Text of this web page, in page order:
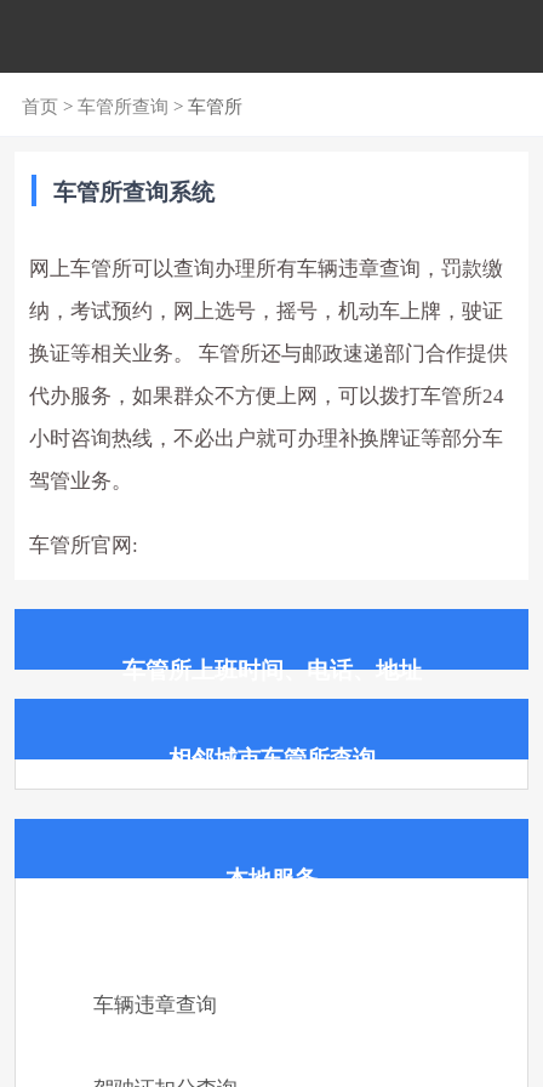
首页 > 车管所查询 > 车管所
车管所查询系统
网上车管所可以查询办理所有车辆违章查询，罚款缴
纳，考试预约，网上选号，摇号，机动车上牌，驶证
换证等相关业务。 车管所还与邮政速递部门合作提供
代办服务，如果群众不方便上网，可以拨打车管所24
小时咨询热线，不必出户就可办理补换牌证等部分车
驾管业务。
车管所官网:
车管所上班时间、电话、地址
相邻城市车管所查询
本地服务
车辆违章查询